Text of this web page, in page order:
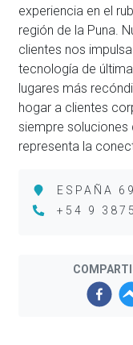
experiencia en el
región de la Puna.
clientes nos
tecnología de
lugares más
hogar a clientes
siempre soluciones
representa la
ESPAÑA
+54 9